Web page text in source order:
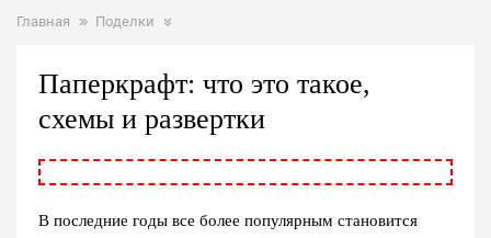
Главная Поделки
Паперкрафт: что это такое,
схемы и развертки
В последние годы все более популярным становится